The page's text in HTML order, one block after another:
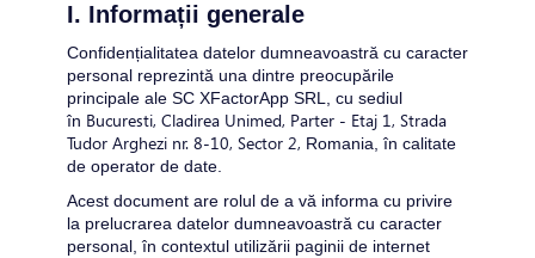
I. Informații generale
Confidențialitatea datelor dumneavoastră cu caracter
personal reprezintă una dintre preocupările
principale ale SC XFactorApp SRL
, cu sediul
în Bucuresti, Cladirea Unimed, Parter - Etaj 1, Strada
Tudor Arghezi nr. 8-10, Sector 2, Romania, în calitate
de operator de date.
Acest document are rolul de a vă informa cu privire
la prelucrarea datelor dumneavoastră cu caracter
personal, în contextul utilizării paginii de internet